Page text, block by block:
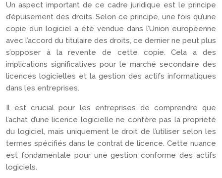
Un aspect important de ce cadre juridique est le principe
d’épuisement des droits. Selon ce principe, une fois qu’une
copie d’un logiciel a été vendue dans l’Union européenne
avec l’accord du titulaire des droits, ce dernier ne peut plus
s’opposer à la revente de cette copie. Cela a des
implications significatives pour le marché secondaire des
licences logicielles et la gestion des actifs informatiques
dans les entreprises.
Il est crucial pour les entreprises de comprendre que
l’achat d’une licence logicielle ne confère pas la propriété
du logiciel, mais uniquement le droit de l’utiliser selon les
termes spécifiés dans le contrat de licence. Cette nuance
est fondamentale pour une gestion conforme des actifs
logiciels.